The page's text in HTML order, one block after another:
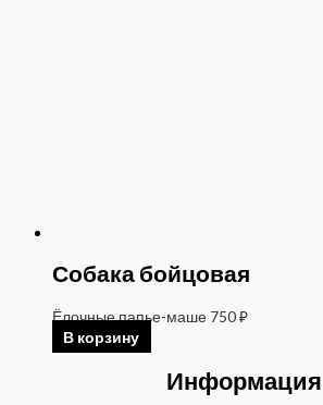
Собака бойцовая
Ёлочные папье-маше 750₽
В корзину
Информация